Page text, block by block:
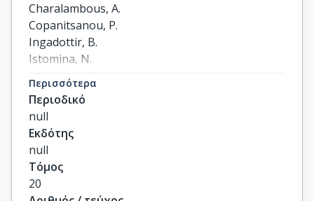
Charalambous, A.
Copanitsanou, P.
Ingadottir, B.
Istomina, N.
Johansson Stark, A.
Katajisto, J.
Lemonidou, C.
Papastavrou, E.
Sigurdardottir, A.K.
Sourtzi, P.
Unosson, M.
Zabalegui, A.
Περισσότερα
Περιοδικό
null
Εκδότης
null
Τόμος
20